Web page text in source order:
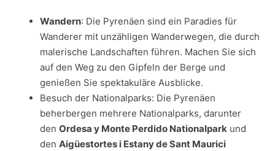
Wandern: Die Pyrenäen sind ein Paradies für
Wanderer mit unzähligen Wanderwegen, die durch
malerische Landschaften führen. Machen Sie sich
auf den Weg zu den Gipfeln der Berge und
genießen Sie spektakuläre Ausblicke.
Besuch der Nationalparks: Die Pyrenäen
beherbergen mehrere Nationalparks, darunter
den Ordesa y Monte Perdido Nationalpark und
den Aigüestortes i Estany de Sant Maurici